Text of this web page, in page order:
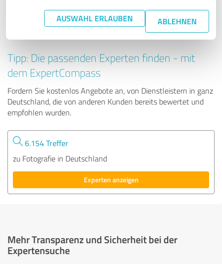
AUSWAHL ERLAUBEN ABLEHNEN
4.88 von 5
Tipp: Die passenden Experten finden - mit
dem ExpertCompass
Fordern Sie kostenlos Angebote an, von Dienstleistern in ganz
Deutschland, die von anderen Kunden bereits bewertet und
empfohlen wurden.
6.154 Treffer
zu Fotografie in Deutschland
Experten anzeigen
Mehr Transparenz und Sicherheit bei der
Expertensuche